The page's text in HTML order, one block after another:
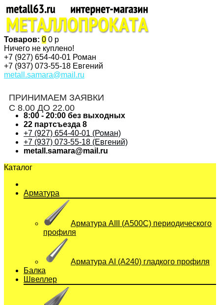
Товаров: 0 0 р
Ничего не куплено!
+7 (927) 654-40-01 Роман
+7 (937) 073-55-18 Евгений
metall.samara@mail.ru
ПРИНИМАЕМ ЗАЯВКИ
С 8.00 ДО 22.00
8:00 - 20:00 без выходных
22 партсъезда 8
+7 (927) 654-40-01 (Роман)
+7 (937) 073-55-18 (Евгений)
metall.samara@mail.ru
Каталог
Арматура
Арматура АIII (А500С) периодического
профиля
Арматура АI (A240) гладкого профиля
Балка
Швеллер